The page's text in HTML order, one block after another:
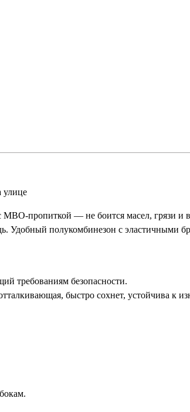
улице
МВО-пропиткой — не боится масел, грязи и
Удобный полукомбинезон с эластичными
требованиям безопасности.
быстро сохнет, устойчива к